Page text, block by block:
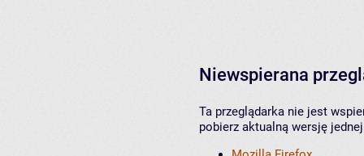
Niewspierana
Ta przeglądarka nie jest
pobierz aktualną wersję